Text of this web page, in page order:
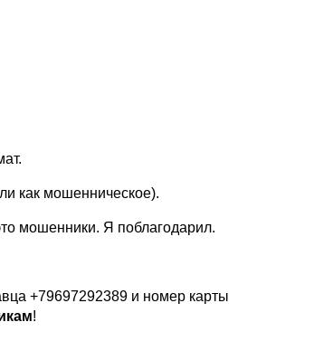
как мошенническое).
мошенники. Я поблагодарил.
+79697292389 и номер карты
!